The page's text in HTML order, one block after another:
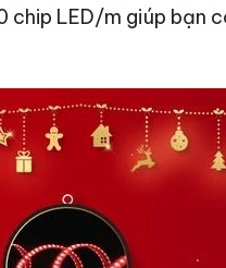
chip LED/m giúp bạn